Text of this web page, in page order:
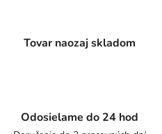
Tovar naozaj skladom
Odosielame do 24 hod